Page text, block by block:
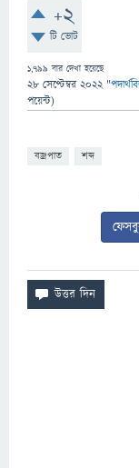
+2
টি ভোট
1,799 বার দেখা হয়েছে
28 সেপ্টেম্বর 2022 "
পয়েন্ট)
বজ্রপাত শব্দ